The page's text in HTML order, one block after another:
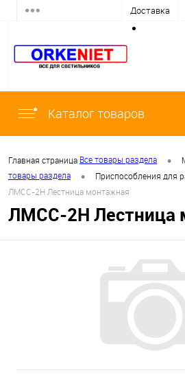
Доставка
Каталог товаров
Главная страница Все товары раздела •
товары раздела
• Приспособления для
ЛМСС-2Н Лестница монтажная
ЛМСС-2Н Лестница